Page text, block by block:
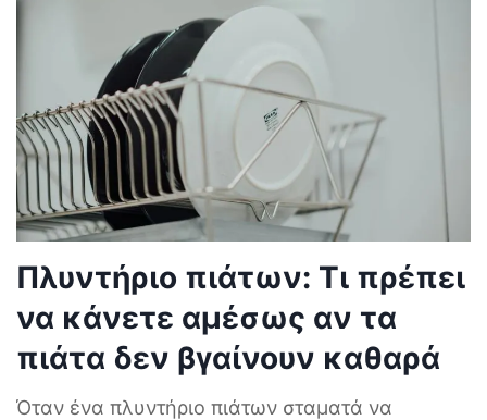
Πλυντήριο πιάτων: Τι πρέπει
να κάνετε αμέσως αν τα
πιάτα δεν βγαίνουν καθαρά
Όταν ένα πλυντήριο πιάτων σταματά να